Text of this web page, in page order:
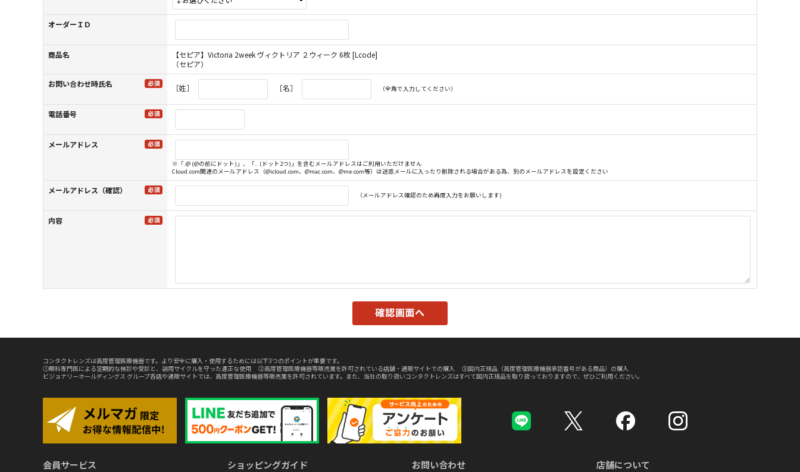
オーダーＩＤ
商品名
【セピア】Victoria 2week ヴィクトリア ２ウィーク 6枚 [Lcode]
（セピア）
お問い合わせ時氏名
［姓］ ［名］ （全角で入力してください）
電話番号
メールアドレス
※「.@ (@の前にドット)」、「.. (ドット2つ)」を含むメールアドレスはご利用いただけません
Cloud.com関連のメールアドレス（@icloud.com、@mac.com、@me.com等）は迷惑メールに入ったり削除される場合がある為、別のメールアドレスを設定ください
メールアドレス（確認）
（メールアドレス確認のため再度入力をお願いします)
内容
コンタクトレンズは高度管理医療機器です。より安全に購入・使用するためには以下3つのポイントが重要です。
①眼科専門医による定期的な検診や受診と、装用サイクルを守った適正な使用 ②高度管理医療機器等販売業を許可されている店舗・通販サイトでの購入 ③国内正規品（高度管理医療機器承認番号がある商品）の購入
ビジョナリーホールディングス グループ各店や通販サイトでは、高度管理医療機器等販売業を許可されています。また、当社の取り扱いコンタクトレンズはすべて国内正規品を取り扱っておりますので、ぜひご利用ください。
会員サービス ショッピングガイド お問い合わせ 店舗について